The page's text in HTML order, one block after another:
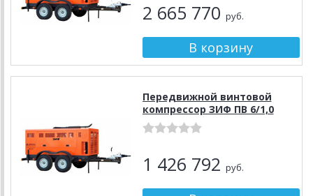
2 665 770 руб.
Передвижной винтовой
компрессор ЗИФ ПВ 6/1,0
1 426 792 руб.